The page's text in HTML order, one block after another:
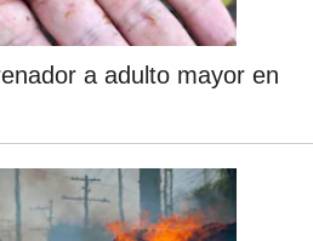
a adulto mayor en